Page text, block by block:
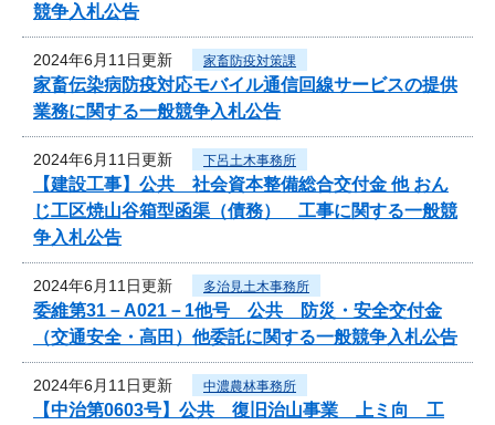
競争入札公告
2024年6月11日更新 家畜防疫対策課
家畜伝染病防疫対応モバイル通信回線サービスの提供
業務に関する一般競争入札公告
2024年6月11日更新 下呂土木事務所
【建設工事】公共 社会資本整備総合交付金 他 おん
じ工区焼山谷箱型函渠（債務） 工事に関する一般競
争入札公告
2024年6月11日更新 多治見土木事務所
委維第31－A021－1他号 公共 防災・安全交付金
（交通安全・高田）他委託に関する一般競争入札公告
2024年6月11日更新 中濃農林事務所
【中治第0603号】公共 復旧治山事業 上ミ向 工